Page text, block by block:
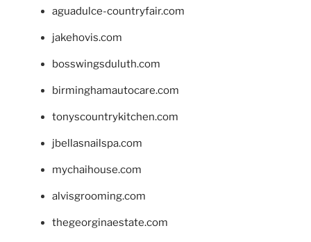
aguadulce-countryfair.com
jakehovis.com
bosswingsduluth.com
birminghamautocare.com
tonyscountrykitchen.com
jbellasnailspa.com
mychaihouse.com
alvisgrooming.com
thegeorginaestate.com